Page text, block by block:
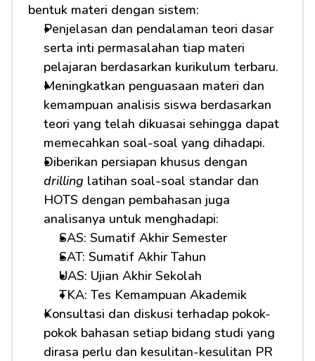
bentuk materi dengan sistem:
Penjelasan dan pendalaman teori dasar
serta inti permasalahan tiap materi
pelajaran berdasarkan kurikulum terbaru.
Meningkatkan penguasaan materi dan
kemampuan analisis siswa berdasarkan
teori yang telah dikuasai sehingga dapat
memecahkan soal-soal yang dihadapi.
drilling latihan soal-soal standar dan
HOTS dengan pembahasan juga
analisanya untuk menghadapi:
SAS: Sumatif Akhir Semester
SAT: Sumatif Akhir Tahun
UAS: Ujian Akhir Sekolah
TKA: Tes Kemampuan Akademik
Konsultasi dan diskusi terhadap pokok-
pokok bahasan setiap bidang studi yang
dirasa perlu dan kesulitan-kesulitan PR